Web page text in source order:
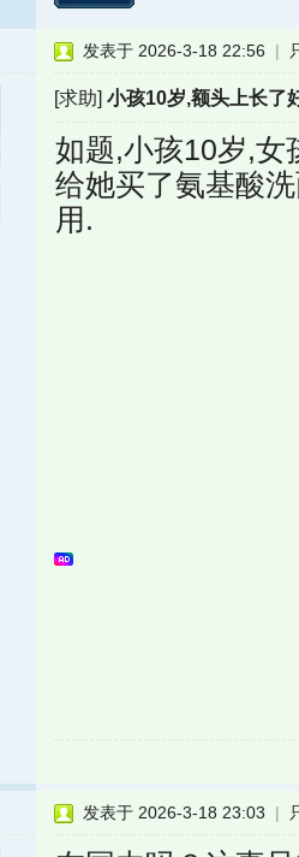
发表于 2026-3-18 22:56 |
[求助]小孩10岁,额头上长了
如题,小孩10岁,女
给她买了氨基酸
用.
发表于 2026-3-18 23:03 |